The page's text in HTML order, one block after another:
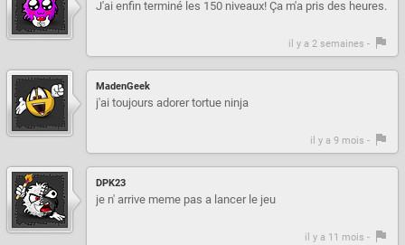
J'ai enfin terminé les 150 niveaux! Ça m'a pris des heures.
il y a 2 semaines -
MadenGeek
j'ai toujours adorer tortue ninja
il y a 9 mois -
DPK23
je n' arrive meme pas a lancer le jeu
il y a 11 mois -